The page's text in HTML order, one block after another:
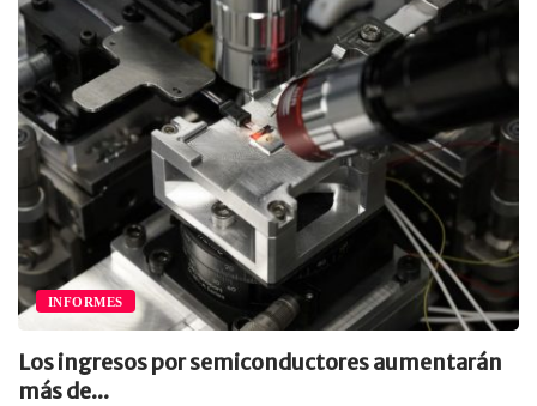
INFORMES
Los ingresos por semiconductores aumentarán
más de...